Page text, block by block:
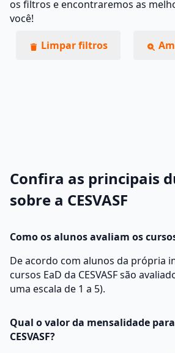
os filtros e encontraremos as
você!
Limpar filtros
Confira as principais
sobre a CESVASF
Como os alunos avaliam os cursos
De acordo com alunos da própria
cursos EaD da CESVASF são
uma escala de 1 a 5).
Qual o valor da mensalidade
CESVASF?